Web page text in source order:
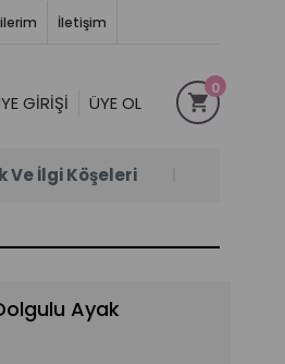
İletişim
GIRIŞI ÜYE OL
0
Ve İlgi Köşeleri
Ayak